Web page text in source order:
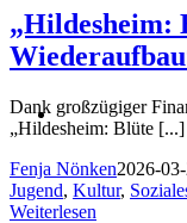
„Hildesheim:
Dank großzügiger
„Hildesheim: Blüte [...]
Fenja Nönken2026-
Jugend, Kultur,
Weiterlesen